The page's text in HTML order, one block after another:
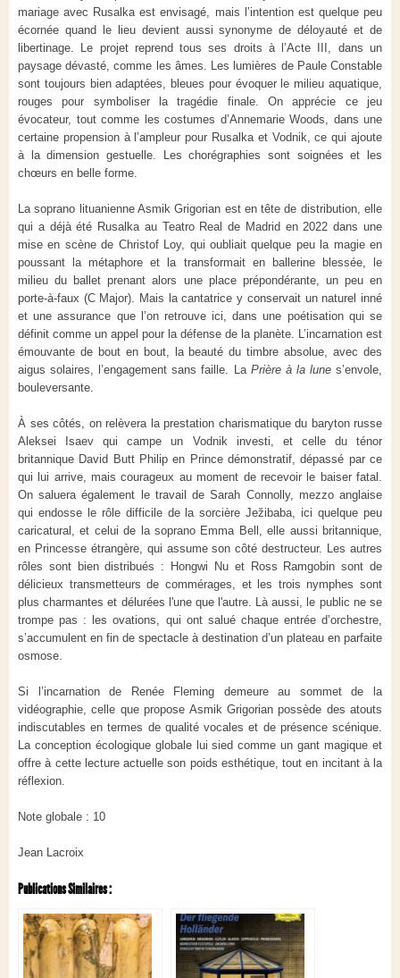
mariage avec Rusalka est envisagé, mais l’intention est quelque peu
écornée quand le lieu devient aussi synonyme de déloyauté et de
libertinage. Le projet reprend tous ses droits à l’Acte III, dans un
paysage dévasté, comme les âmes. Les lumières de Paule Constable
sont toujours bien adaptées, bleues pour évoquer le milieu aquatique,
rouges pour symboliser la tragédie finale. On apprécie ce jeu
évocateur, tout comme les costumes d’Annemarie Woods, dans une
certaine propension à l’ampleur pour Rusalka et Vodnik, ce qui ajoute
à la dimension gestuelle. Les chorégraphies sont soignées et les
chœurs en belle forme.
La soprano lituanienne Asmik Grigorian est en tête de distribution, elle
qui a déjà été Rusalka au Teatro Real de Madrid en 2022 dans une
mise en scène de Christof Loy, qui oubliait quelque peu la magie en
poussant la métaphore et la transformait en ballerine blessée, le
milieu du ballet prenant alors une place prépondérante, un peu en
porte-à-faux (C Major). Mais la cantatrice y conservait un naturel inné
et une assurance que l’on retrouve ici, dans une poétisation qui se
définit comme un appel pour la défense de la planète. L’incarnation est
émouvante de bout en bout, la beauté du timbre absolue, avec des
aigus solaires, l’engagement sans faille. La Prière à la lunes’envole,
bouleversante.
À ses côtés, on relèvera la prestation charismatique du baryton russe
Aleksei Isaev qui campe un Vodnik investi, et celle du ténor
britannique David Butt Philip en Prince démonstratif, dépassé par ce
qui lui arrive, mais courageux au moment de recevoir le baiser fatal.
On saluera également le travail de Sarah Connolly, mezzo anglaise
qui endosse le rôle difficile de la sorcière Ježibaba, ici quelque peu
caricatural, et celui de la soprano Emma Bell, elle aussi britannique,
en Princesse étrangère, qui assume son côté destructeur. Les autres
rôles sont bien distribués : Hongwi Nu et Ross Ramgobin sont de
délicieux transmetteurs de commérages, et les trois nymphes sont
plus charmantes et délurées l'une que l'autre. Là aussi, le public ne se
trompe pas : les ovations, qui ont salué chaque entrée d’orchestre,
s’accumulent en fin de spectacle à destination d’un plateau en parfaite
osmose.
Si l’incarnation de Renée Fleming demeure au sommet de la
vidéographie, celle que propose Asmik Grigorian possède des atouts
indiscutables en termes de qualité vocales et de présence scénique.
La conception écologique globale lui sied comme un gant magique et
offre à cette lecture actuelle son poids esthétique, tout en incitant à la
réflexion.
Note globale : 10
Jean Lacroix
Publications Similaires :